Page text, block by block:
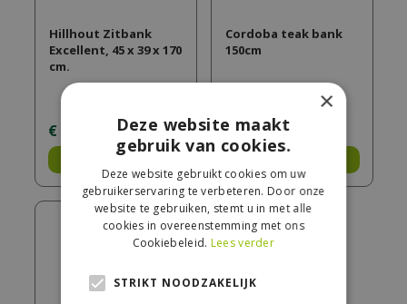
Hillhout Zitbank
Excellent, 45 x 39 x 170
cm.
€
Bestel
Cordoba teak bank
150cm
€ 239,00
×
Deze website maakt
gebruik van cookies.
Deze website gebruikt cookies om uw
gebruikerservaring te verbeteren. Door onze
website te gebruiken, stemt u in met alle
cookies in overeenstemming met ons
Cookiebeleid. Lees verder
STRIKT NOODZAKELIJK